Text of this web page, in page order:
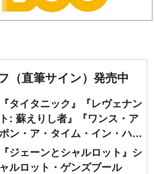
（直筆サイン）発売中
『タイタニック』『レヴェナン
ト: 蘇えりし者』『ワンス・ア
ン・ア・タイム・イン・ハリ
ウッド』レオナルド・ディカプ
リオ 直筆オートグラフ発売中
『ジェーンとシャルロット』シ
ャルロット・ゲンズブール